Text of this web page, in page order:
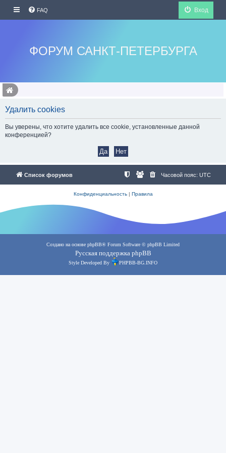
FAQ Вход
ФОРУМ САНКТ-ПЕТЕРБУРГА
Удалить cookies
Вы уверены, что хотите удалить все cookie, установленные данной
конференцией?
Список форумов Часовой пояс: UTC
Конфиденциальность| Правила
Создано на основе phpBB® Forum Software © phpBB Limited
Русская поддержка phpBB
Style Developed By PHPBB-BG.INFO